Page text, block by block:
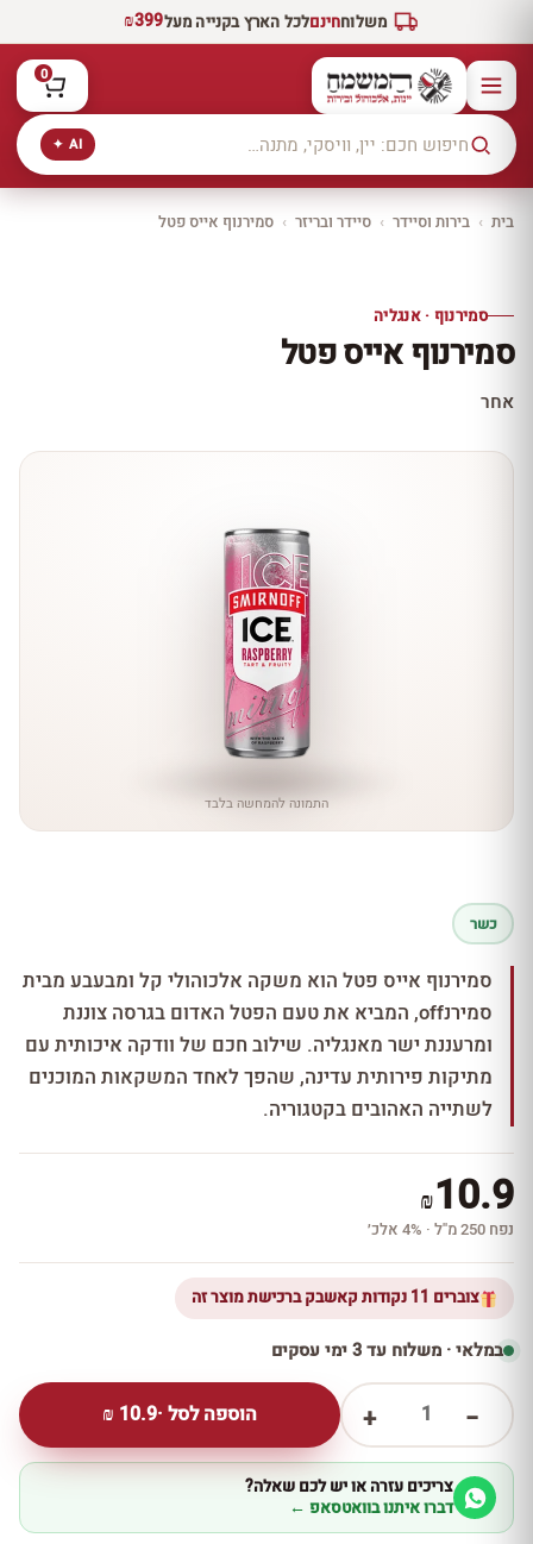
משלוחחינםלכל הארץ בקנייה מעל₪399
AI ✦
0
בית › בירות וסיידר › סיידר ובריזר › סמירנוף אייס פטל
10% הנחה
עכשיו ב-10% הנחה
סמירנוף · אנגליה
סמירנוף אייס פטל
אחר
התמונה להמחשה בלבד
כשר
סמירנוף אייס פטל הוא משקה אלכוהולי קל ומבעבע מבית
סמירנoff, המביא את טעם הפטל האדום בגרסה צוננת
ומרעננת ישר מאנגליה. שילוב חכם של וודקה איכותית עם
מתיקות פירותית עדינה, שהפך לאחד המשקאות המוכנים
לשתייה האהובים בקטגוריה.
₪10.9
נפח 250 מ''ל · 4% אלכ׳
צוברים 11 נקודות קאשבק ברכישת מוצר זה
במלאי · משלוח עד 3 ימי עסקים
−
1
+ הוספה לסל ·10.9
₪
צריכים עזרה או יש לכם שאלה?
דברו איתנו בוואטסאפ ←